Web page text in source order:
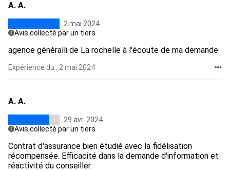
A. A.
2 mai 2024
Avis collecté par un tiers
agence généralli de La rochelle à l'écoute de ma demande
Expérience du : 2 mai 2024
A. A.
29 avr. 2024
Avis collecté par un tiers
Contrat d'assurance bien étudié avec la fidélisation
récompensée. Efficacité dans la demande d'information et
réactivité du conseiller.